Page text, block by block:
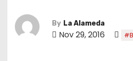
By La Alameda
Nov 29, 2016